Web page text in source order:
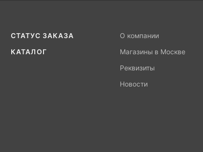
СТАТУС ЗАКАЗА
КАТАЛОГ
О компании
Магазины в Москве
Реквизиты
Новости